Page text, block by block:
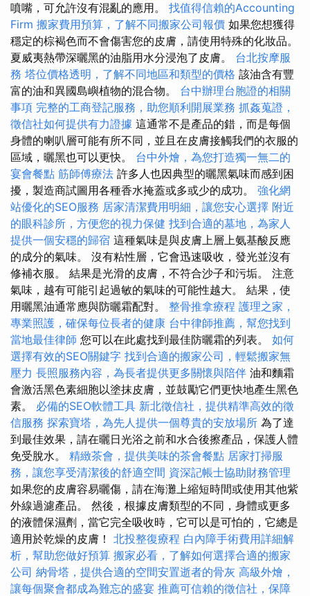
噴嘴，可允許沒有混亂的應用。 找值得信賴的Accounting
Firm 搬家費用預算，了解不同搬家公司報價 如果您想獲得
穩定的棕褐色而不會傷害您的皮膚，請使用特殊的化妝品。
夏威夷熱帶深曬黑的油脂用水分浸泡了皮膚。 台北按摩服
務 塔位價格透明，了解不同地區和類型的價格 該油含有豐
富的油和異國島嶼植物的混合物。 台中辦理台胞證的相關
事項 完整的工商登記服務，助您順利開展業務 抓姦蒐證，
徵信社如何提供有力證據 這通常不是產品的錯，而是每個
身體的喇叭層可能有所不同，並且在皮膚接觸我們的衣服的
區域，曬黑也可以更快。 台中外燴，為您打造獨一無二的
宴會餐點 筋師傅療法 許多人也因典型的曬黑氣味而感到困
擾，製造商試圖用各種香水掩蓋或多或少的成功。 強化網
站優化的SEO服務 居家清潔費用明細，讓您安心選擇 附近
的眼科診所，方便您的視力保健 找到合適的墓地，為家人
提供一個安穩的歸宿 這種氣味是與皮膚上層上氨基酸反應
的成分的氣味。 沒有粘性層，它會迅速吸收，發光並沒有
修補衣服。 結果是光滑的皮膚，不符合沙子和污垢。 注意
氣味，越有可能引起過敏的氣味的可能性越大。 結果，使
用曬黑油通常應與防曬霜配對。 整骨推拿療程 護理之家，
專業照護，確保每位長者的健康 台中律師推薦，幫您找到
當地最佳律師 您可以在此處找到最佳防曬霜的列表。 如何
選擇有效的SEO關鍵字 找到合適的搬家公司，輕鬆搬家無
壓力 長照服務內容，為長者提供更多關懷與陪伴 油和麵霜
會激活黑色素細胞以塗抹皮膚，並鼓勵它們更快地產生黑色
素。 必備的SEO軟體工具 新北徵信社，提供精準高效的徵
信服務 探索寶塔，為先人提供一個尊貴的安放場所 為了達
到最佳效果，請在曬日光浴之前和水合後擦產品，保護人體
免受脫水。 精緻茶會，提供美味的茶會餐點 居家打掃服
務，讓您享受清潔後的舒適空間 資深記帳士協助財務管理
如果您的皮膚容易曬傷，請在海灘上縮短時間或使用其他紫
外線過濾產品。 然後，根據皮膚類型的不同，身體或更多
的液體保濕劑，當它完全吸收時，它可以是可怕的，它總是
適用於乾燥的皮膚！ 北投整復療程 白內障手術費用詳細解
析，幫助您做好預算 搬家必看，了解如何選擇合適的搬家
公司 納骨塔，提供合適的空間安置逝者的骨灰 高級外燴，
讓每個聚會都成為難忘的盛宴 推薦可信賴的徵信社，保障